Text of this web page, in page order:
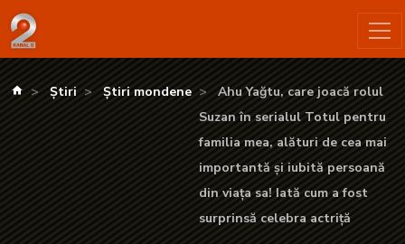
Ahu Yağtu, care joacă rolul Suzan în serialul Totul pentru
kanald.ro
Știri Știri mondene
Ahu Yağtu, care joacă rolul
Suzan în serialul Totul pentru
familia mea, alături de cea mai
importantă și iubită persoană
din viața sa! Iată cum a fost
surprinsă celebra actriță